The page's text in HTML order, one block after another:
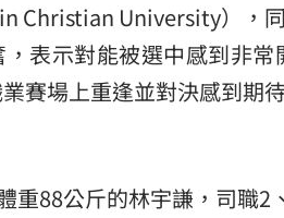
宙」職涯論壇9/12登場！ 10:30
Formosa 7s掀足球熱潮 10:00
海追星吃美食！
Christian University），
表示對能被選中感到非
賽場上重逢並對決感到期
重88公斤的林宇謙，司職